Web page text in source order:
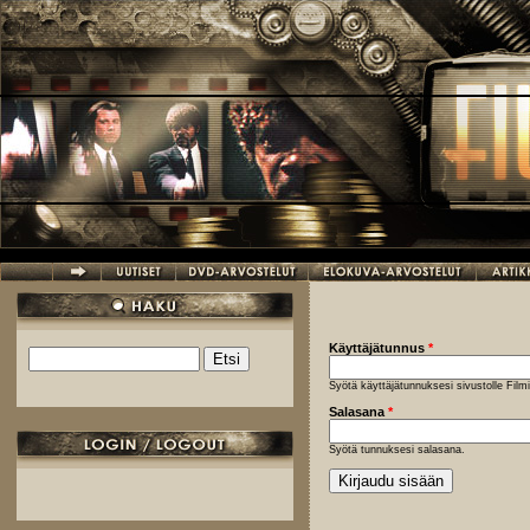
Hyppää pääsisältöön
Hakulomake
Käyttäjätunnus *
Syötä käyttäjätunnuksesi sivustolle
Salasana *
Syötä tunnuksesi salasana.